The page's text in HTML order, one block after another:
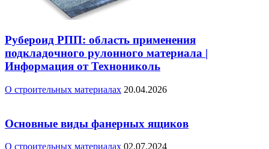
Рубероид РПП: область применения
подкладочного рулонного материала |
Информация от Технониколь
О строительных материалах 20.04.2026
Основные виды фанерных ящиков
О строительных материалах 02.07.2024